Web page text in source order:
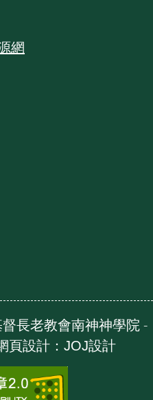
網
長老教會南神神學院 -
頁設計： JOJ設計